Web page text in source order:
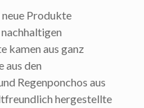
Produkte
kamen aus ganz
aus den
Regenponchos aus
hergestellte